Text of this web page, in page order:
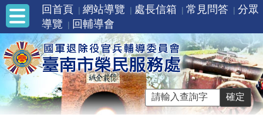
回首頁 網站導覽 處長信箱 常見問答
分眾
導覽
回輔導會